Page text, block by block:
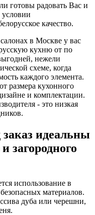
готовы радовать Вас и
условии
качество.
в Москве у вас
кухню от по
нежели
схеме, когда
каждого элемента.
размера кухонного
и комплектации.
- это низкая
идеальны
загородного
использование в
материалов.
дуба или черешни,